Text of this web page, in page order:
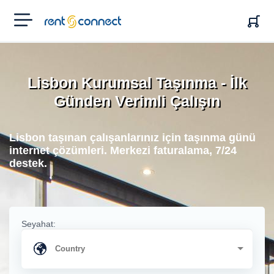
RENT'N
CONNECT
Lisbon Kurumsal Taşınma - İlk
Günden Verimli Çalışın
Lisbon taşınan çalışanlarınız için taşınma günü
internet çözümleri. Merkezi faturalama, 7/24
destek.
Seyahat: